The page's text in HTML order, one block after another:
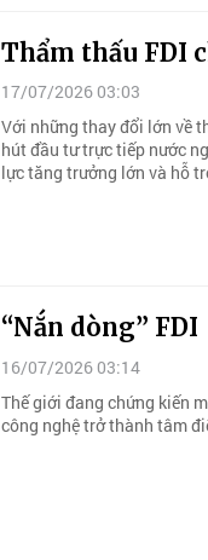
Thẩm thấu FDI
17/07/2026 03:03
Với những thay đổi lớn về
hút đầu tư trực tiếp nước
lực tăng trưởng lớn và hỗ
“Nắn dòng” FDI
16/07/2026 03:14
Thế giới đang chứng kiến
công nghệ trở thành tâm